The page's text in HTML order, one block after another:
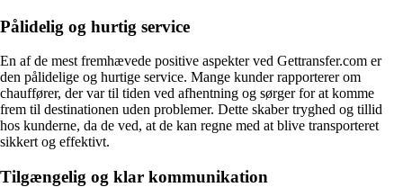
Pålidelig og hurtig service
En af de mest fremhævede positive aspekter ved Gettransfer.com er
den pålidelige og hurtige service. Mange kunder rapporterer om
chauffører, der var til tiden ved afhentning og sørger for at komme
frem til destinationen uden problemer. Dette skaber tryghed og tillid
hos kunderne, da de ved, at de kan regne med at blive transporteret
sikkert og effektivt.
Tilgængelig og klar kommunikation